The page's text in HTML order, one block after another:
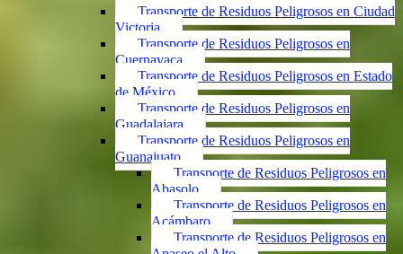
Transporte de Residuos Peligrosos en Ciudad
Victoria
Transporte de Residuos Peligrosos en
Cuernavaca
Transporte de Residuos Peligrosos en Estado
de México
Transporte de Residuos Peligrosos en
Guadalajara
Transporte de Residuos Peligrosos en
Guanajuato
Transporte de Residuos Peligrosos en
Abasolo
Transporte de Residuos Peligrosos en
Acámbaro
Transporte de Residuos Peligrosos en